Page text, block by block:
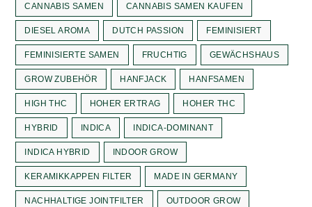
CANNABIS SAMEN CANNABIS SAMEN KAUFEN
DIESEL AROMA DUTCH PASSION FEMINISIERT
FEMINISIERTE SAMEN FRUCHTIG GEWÄCHSHAUS
GROW ZUBEHÖR HANFJACK HANFSAMEN
HIGH THC HOHER ERTRAG HOHER THC
HYBRID INDICA INDICA-DOMINANT
INDICA HYBRID INDOOR GROW
KERAMIKKAPPEN FILTER MADE IN GERMANY
NACHHALTIGE JOINTFILTER OUTDOOR GROW